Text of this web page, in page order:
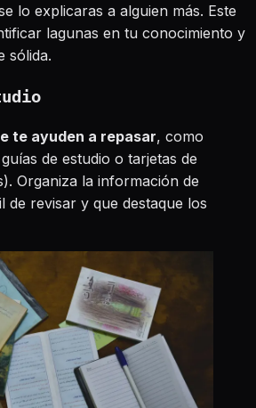
lo explicaras a alguien más. Este
lagunas en tu conocimiento y
sólida.
te ayuden a repasar, como
de estudio o tarjetas de
Organiza la información de
de revisar y que destaque los